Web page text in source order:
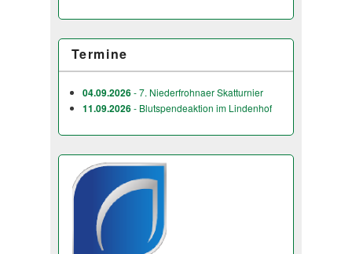
Termine
04.09.2026- 7. Niederfrohnaer Skatturnier
11.09.2026- Blutspendeaktion im Lindenhof